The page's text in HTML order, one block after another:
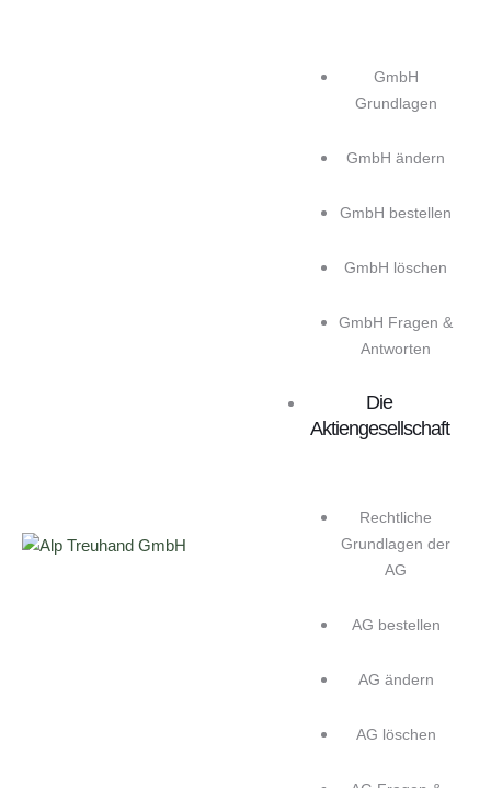
GmbH
Grundlagen
GmbH ändern
GmbH bestellen
GmbH löschen
GmbH Fragen &
Antworten
Die
Aktiengesellschaft
Rechtliche
Grundlagen der
AG
AG bestellen
AG ändern
AG löschen